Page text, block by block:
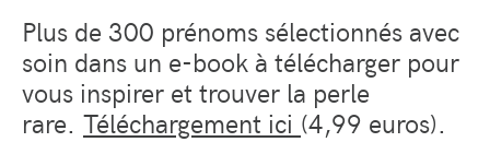
Plus de 300 prénoms sélectionnés avec
soin dans un e-book à télécharger pour
vous inspirer et trouver la perle
rare. Téléchargement ici (4,99 euros).